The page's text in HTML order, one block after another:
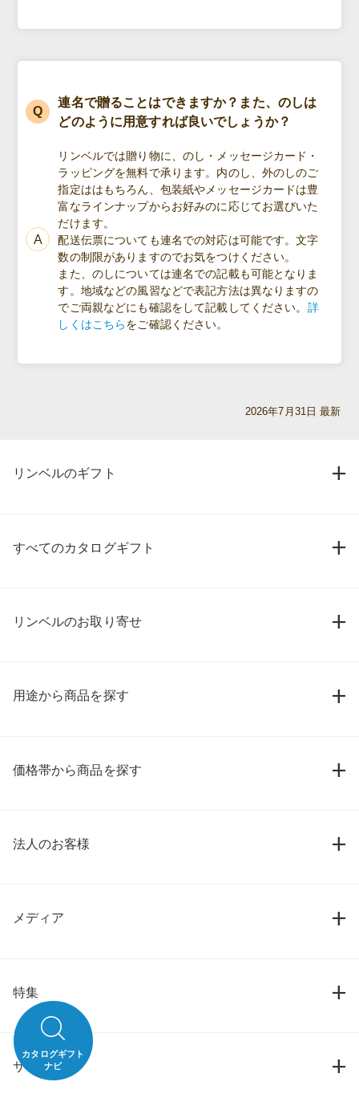
連名で贈ることはできますか？また、のしは
どのように用意すれば良いでしょうか？
リンベルでは贈り物に、のし・メッセージカード・
ラッピングを無料で承ります。内のし、外のしのご
指定ははもちろん、包装紙やメッセージカードは豊
富なラインナップからお好みのに応じてお選びいた
だけます。
配送伝票についても連名での対応は可能です。文字
数の制限がありますのでお気をつけください。
また、のしについては連名での記載も可能となりま
す。地域などの風習などで表記方法は異なりますの
でご両親などにも確認をして記載してください。 詳
しくはこちらをご確認ください。
2026年7月31日 最新
リンベルのギフト
すべてのカタログギフト
リンベルのお取り寄せ
用途から商品を探す
価格帯から商品を探す
法人のお客様
メディア
特集
サービス
カタログギフト
ナビ